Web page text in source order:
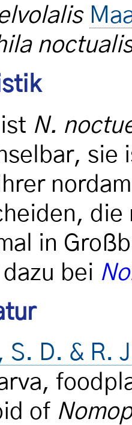
N.
sie
die
in
bei
S. D. & R.
of